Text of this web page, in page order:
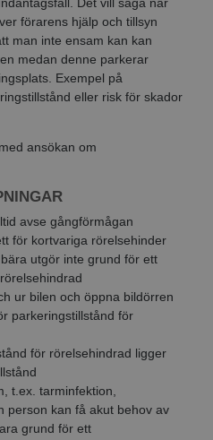
förarens hjälp och tillsyn
man inte ensam kan kan
medan denne parkerar
Exempel på
eller risk för skador
ansökan om
avse gångförmågan
för kortvariga rörelsehinder
utgör inte grund för ett
ur bilen och öppna bildörren
parkeringstillstånd för
för rörelsehindrad ligger
t.ex. tarminfektion,
person kan få akut behov av
grund för ett